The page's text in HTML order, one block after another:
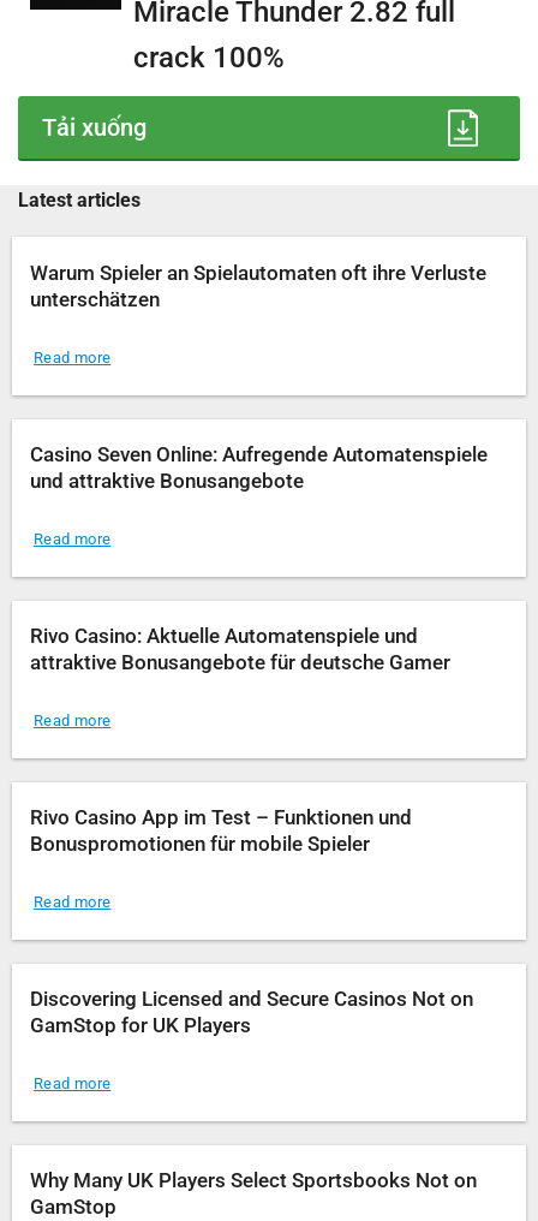
Miracle Thunder 2.82 full
crack 100%
Tải xuống
Latest articles
Warum Spieler an Spielautomaten oft ihre Verluste
unterschätzen
Read more
Casino Seven Online: Aufregende Automatenspiele
und attraktive Bonusangebote
Read more
Rivo Casino: Aktuelle Automatenspiele und
attraktive Bonusangebote für deutsche Gamer
Read more
Rivo Casino App im Test – Funktionen und
Bonuspromotionen für mobile Spieler
Read more
Discovering Licensed and Secure Casinos Not on
GamStop for UK Players
Read more
Why Many UK Players Select Sportsbooks Not on
GamStop